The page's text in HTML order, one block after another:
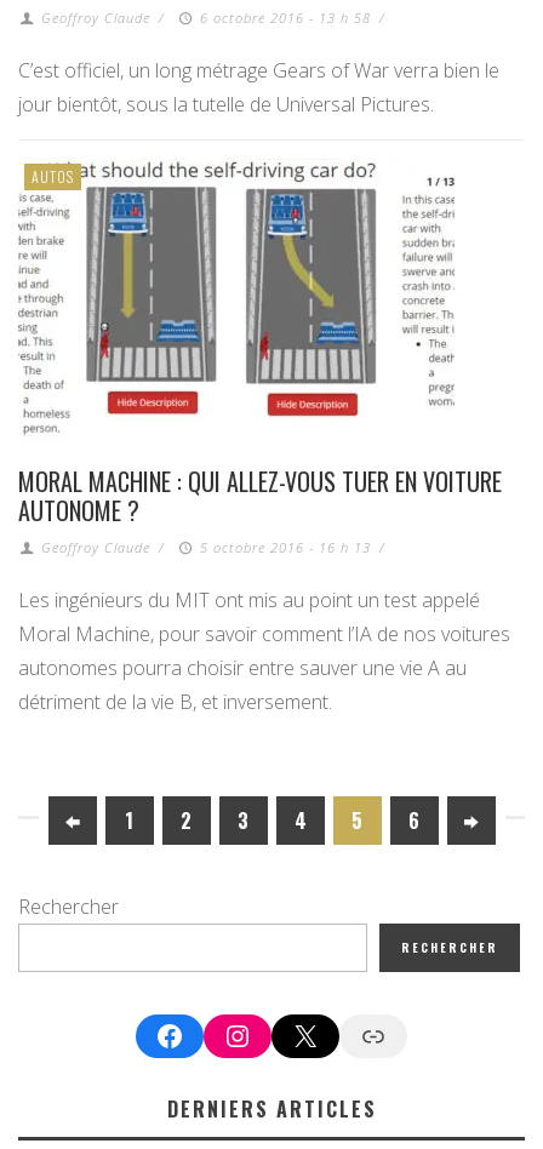
Geoffroy Claude / 6 octobre 2016 - 13 h 58 /
C’est officiel, un long métrage Gears of War verra bien le
jour bientôt, sous la tutelle de Universal Pictures.
AUTOS
MORAL MACHINE : QUI ALLEZ-VOUS TUER EN VOITURE
AUTONOME ?
Geoffroy Claude / 5 octobre 2016 - 16 h 13 /
Les ingénieurs du MIT ont mis au point un test appelé
Moral Machine, pour savoir comment l’IA de nos voitures
autonomes pourra choisir entre sauver une vie A au
détriment de la vie B, et inversement.
1 2 3 4 5 6
Rechercher
RECHERCHER
FacebookInstagram
X Google News
DERNIERS ARTICLES